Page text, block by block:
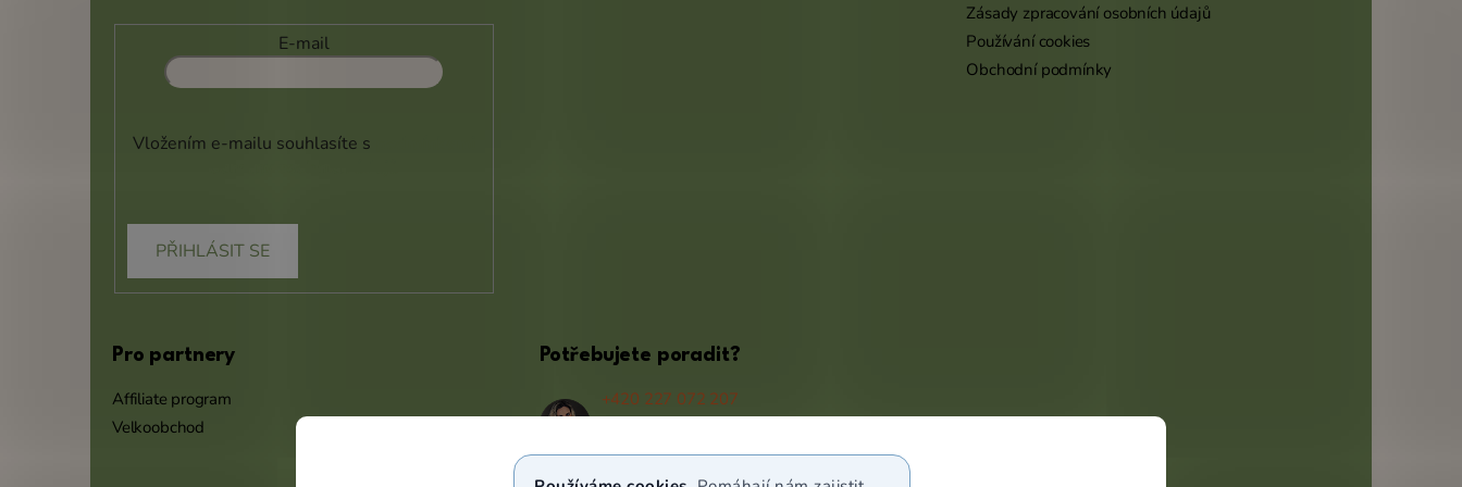
E-mail
Vložením e-mailu souhlasíte s
PŘIHLÁSIT SE
Zásady zpracování osobních údajů
Používání cookies
Obchodní podmínky
Pro partnery
Affiliate program
Velkoobchod
Potřebujete poradit?
+420 227 072 207
info@puravia.cz